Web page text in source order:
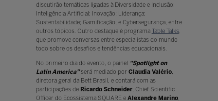
discutirão temáticas ligadas à Diversidade e Inclusão;
Inteligência Artificial; Inovação; Liderança;
Sustentabilidade; Gamificação; e Cybersegurança, entre
outros tópicos. Outro destaque é programa Table Talks,
que promove conversas entre especialistas do mundo
todo sobre os desafios e tendências educacionais.
No primeiro dia do evento, o painel “Spotlight on
Latin America”será mediado por Claudia Valério,
diretora geral da Bett Brasil, e contará com as
participações de Ricardo Schneider, Chief Scientific
Officer do Ecossistema SQUARE e Alexandre Marino,